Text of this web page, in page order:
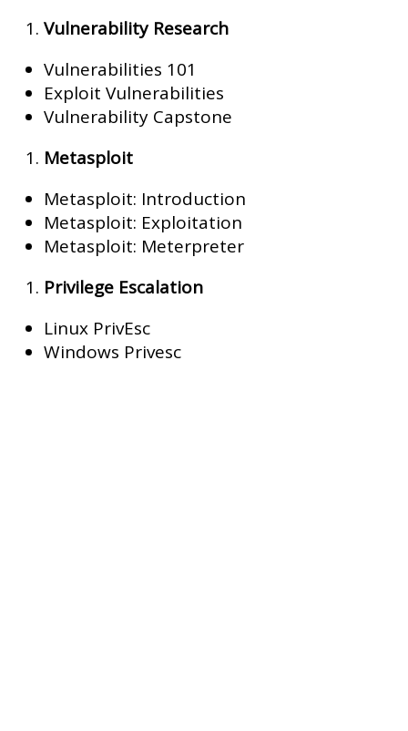
Vulnerability Research
Vulnerabilities 101
Exploit Vulnerabilities
Vulnerability Capstone
Metasploit
Metasploit: Introduction
Metasploit: Exploitation
Metasploit: Meterpreter
Privilege Escalation
Linux PrivEsc
Windows Privesc